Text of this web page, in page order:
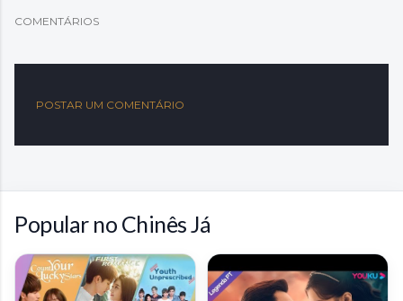
COMENTÁRIOS
POSTAR UM COMENTÁRIO
Popular no Chinês Já